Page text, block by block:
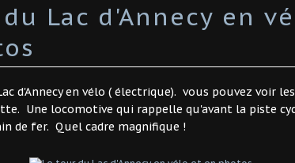
Lac d'Annecy en
d'Annecy en vélo ( électrique). vous pouvez voir
Une locomotive qui rappelle qu'avant la piste
de fer. Quel cadre magnifique !